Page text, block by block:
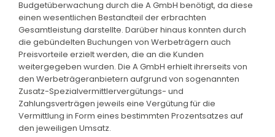
Budgetüberwachung durch die A GmbH benötigt, da diese
einen wesentlichen Bestandteil der erbrachten
Gesamtleistung darstellte. Darüber hinaus konnten durch
die gebündelten Buchungen von Werbeträgern auch
Preisvorteile erzielt werden, die an die Kunden
weitergegeben wurden. Die A GmbH erhielt ihrerseits von
den Werbeträgeranbietern aufgrund von sogenannten
Zusatz-Spezialvermittlervergütungs- und
Zahlungsverträgen jeweils eine Vergütung für die
Vermittlung in Form eines bestimmten Prozentsatzes auf
den jeweiligen Umsatz.